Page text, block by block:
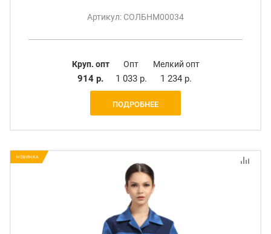
Артикул: СОЛБНМ00034
Круп. опт
914 р.
Опт
1 033 р.
Мелкий опт
1 234 р.
ПОДРОБНЕЕ
НОВИНКА